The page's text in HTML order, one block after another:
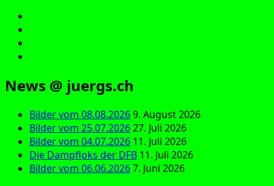
News @ juergs.ch
Bilder vom 08.08.20269. August 2026
Bilder vom 25.07.202627. Juli 2026
Bilder vom 04.07.2026 11. Juli 2026
Die Dampfloks der DFB 11. Juli 2026
Bilder vom 06.06.20267. Juni 2026